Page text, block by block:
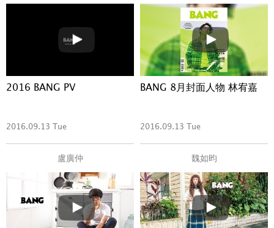
2016 BANG PV
2016.09.13 Tue
BANG 8月封面人物 林宥嘉
2016.09.13 Tue
盧廣仲 魏如昀